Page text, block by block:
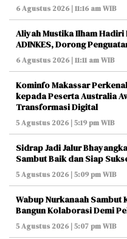
6 Agustus 2026 | 11:16 am WIB
Aliyah Mustika Ilham
ADINKES, Dorong
6 Agustus 2026 | 11:11 am WIB
Kominfo Makassar
kepada Peserta Australia
Transformasi Digital
5 Agustus 2026 | 5:19 pm WIB
Sidrap Jadi Jalur
Sambut Baik dan Siap
5 Agustus 2026 | 5:09 pm WIB
Wabup Nurkanaah
Bangun Kolaborasi Demi
5 Agustus 2026 | 5:07 pm WIB